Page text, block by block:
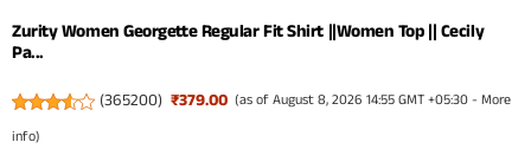
Zurity Women Georgette Regular Fit Shirt ||Women Top || Cecily
Pa...
(365200) ₹379.00 (as of August 8, 2026 14:55 GMT +05:30 -More
info)